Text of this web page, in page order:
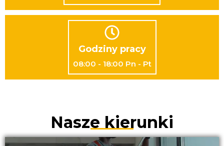
Godziny pracy
08:00 - 18:00 Pn - Pt
Nasze kierunki